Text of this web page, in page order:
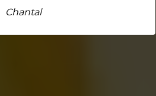
Chantal